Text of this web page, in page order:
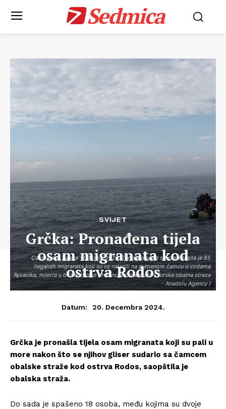
Sedmica
Çanakkale, Turska - 04. maj 2020: Turska obalna straža spasila je 85
ilegalnih migranata koji su se nalazili na gumenom čamcu u vodama
Ayvacika, mjesta u blizini turske provincije Canakkale ( Turska obalna straza
- Anadolu Agency )
SVIJET
Grčka: Pronađena tijela
osam migranata kod
ostrva Rodos
Datum: 20. Decembra 2024.
Grčka je pronašla tijela osam migranata koji su pali u
more nakon što se njihov gliser sudario sa čamcem
obalske straže kod ostrva Rodos, saopštila je
obalska straža.
Do sada je spašeno 18 osoba, među kojima su dvoje